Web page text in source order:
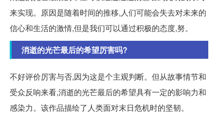
来实现。原因是随着时间的推移,人们可能会失去对未来的
信心和生活的激情,但是我们可以通过积极的态度,努。
消逝的光芒最后的希望厉害吗?
不好评价厉害与否,因为这是个主观判断。但从故事情节和
受众反响来看,消逝的光芒最后的希望具有一定的影响力和
感染力。该作品描绘了人类面对末日危机时的坚韧。